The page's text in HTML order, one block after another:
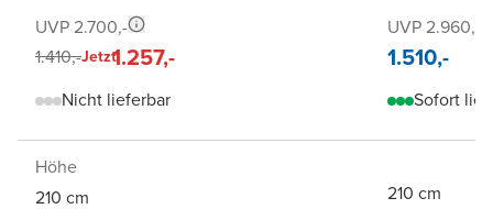
UVP 2.700,-
1.410,-Jetzt1.257,-
Nicht lieferbar
UVP 2.960,-
1.510,-
Sofort
Höhe
210 cm
210 cm